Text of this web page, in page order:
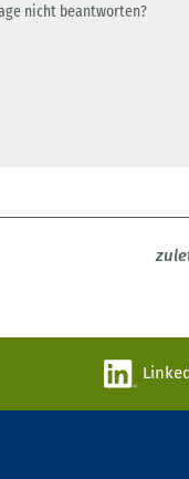
nicht beantworten?